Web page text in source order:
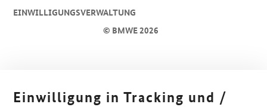
© BMWE 2026
EINWILLIGUNGSVERWALTUNG
Einwilligung in Tracking und /